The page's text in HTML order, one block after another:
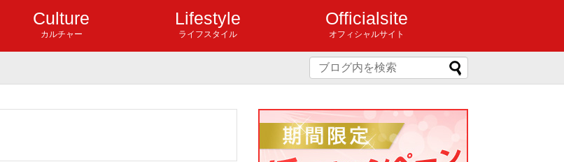
Culture
カルチャー
Lifestyle
ライフスタイル
Officialsite
オフィシャルサイト